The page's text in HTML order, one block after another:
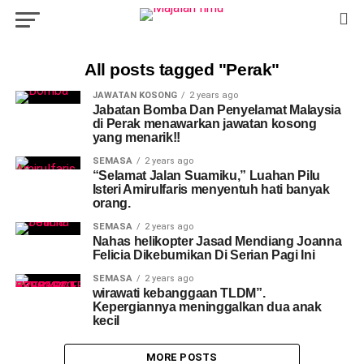
All posts tagged "Perak"
JAWATAN KOSONG 2 years ago
Jabatan Bomba Dan Penyelamat Malaysia
di Perak menawarkan jawatan kosong
yang menarik!!
SEMASA 2 years ago
“Selamat Jalan Suamiku,” Luahan Pilu
Isteri Amirulfaris menyentuh hati banyak
orang.
SEMASA 2 years ago
Nahas helikopter Jasad Mendiang Joanna
Felicia Dikebumikan Di Serian Pagi Ini
SEMASA 2 years ago
wirawati kebanggaan TLDM”.
Kepergiannya meninggalkan dua anak
kecil
MORE POSTS